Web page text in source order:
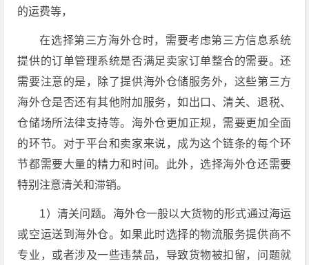
的运费等，
在选择第三方海外仓时，需要考虑第三方信息系统
提供的订单管理系统是否满足卖家订单整合的需要。还
需要注意的是，除了提供海外仓储服务外，这些第三方
海外仓是否还有其他附加服务，如出口、清关、退税、
仓储场所法律支持等。海外仓更加正规，需要更加全面
的环节。对于平台和卖家来说，成为这个链条的每个环
节都需要大量的精力和时间。此外，选择海外仓还需要
特别注意清关和滞销。
1）清关问题。海外仓一般以大货物的形式通过海运
或空运送到海外仓。如果此时选择的物流服务提供商不
专业，或者涉及一些违禁品，导致货物被扣留，问题就